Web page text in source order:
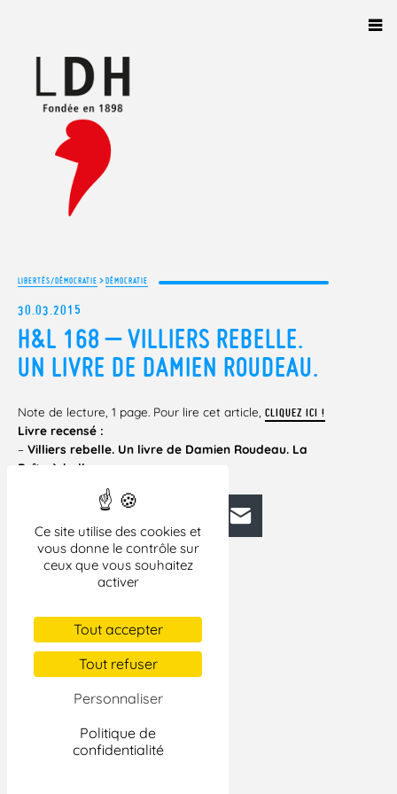
Ce site utilise des cookies et
vous donne le contrôle sur
ceux que vous souhaitez
activer
Tout accepter
Tout refuser
Personnaliser
Politique de
confidentialité
LIBERTÉS/DÉMOCRATIE >DÉMOCRATIE
30.03.2015
H&L 168 – VILLIERS REBELLE.
UN LIVRE DE DAMIEN ROUDEAU.
Note de lecture, 1 page. Pour lire cet article, CLIQUEZ ICI !
Livre recensé :
– Villiers rebelle. Un livre de Damien Roudeau. La
Boîte à bulles.
FacebookBlueskyMastodonLinkedIn